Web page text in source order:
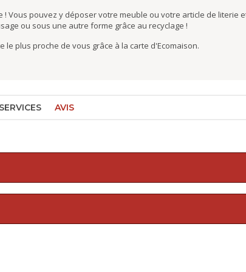
! Vous pouvez y déposer votre meuble ou votre article de literie
ou sous une autre forme grâce au recyclage !
plus proche de vous grâce à la carte d'Ecomaison.
SERVICES AVIS